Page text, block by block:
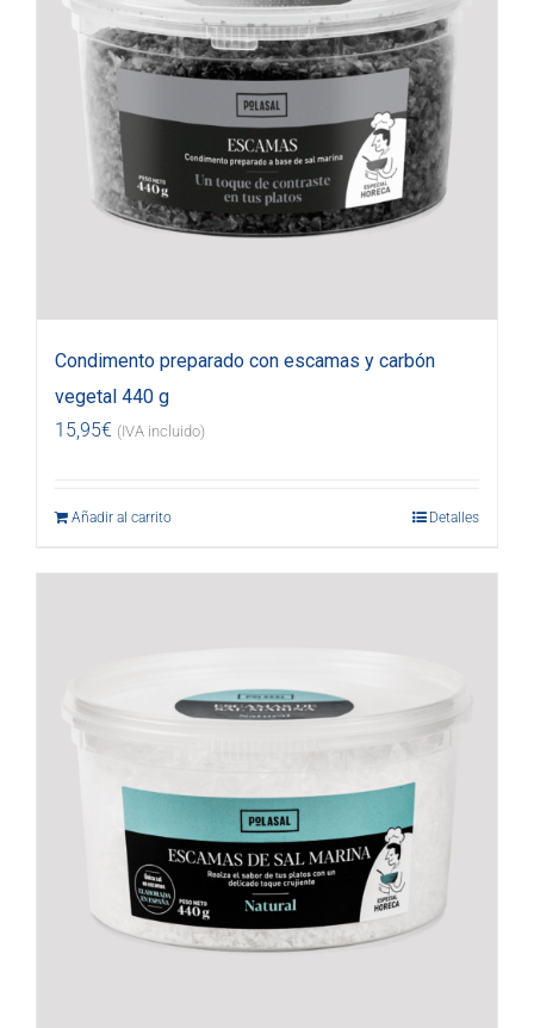
Condimento preparado con escamas y carbón
vegetal 440 g
15,95€ (IVA incluido)
Añadir al carrito Detalles